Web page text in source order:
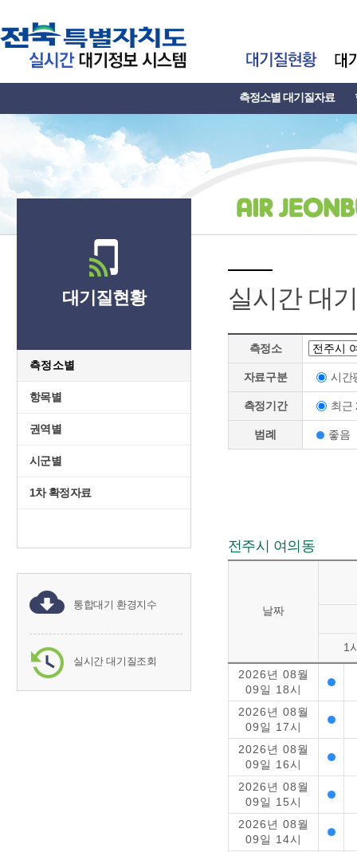
측정소별 대기질자료
대기질현황
측정소별
항목별
권역별
시군별
1차 확정자료
통합대기 환경지수
실시간 대기질조회
실시간 대
측정소
자료구분 시간
측정기간 최근
범례 좋음
전주시 여의동
날짜
1
2026년 08월
09일 18시
2026년 08월
09일 17시
2026년 08월
09일 16시
2026년 08월
09일 15시
2026년 08월
09일 14시